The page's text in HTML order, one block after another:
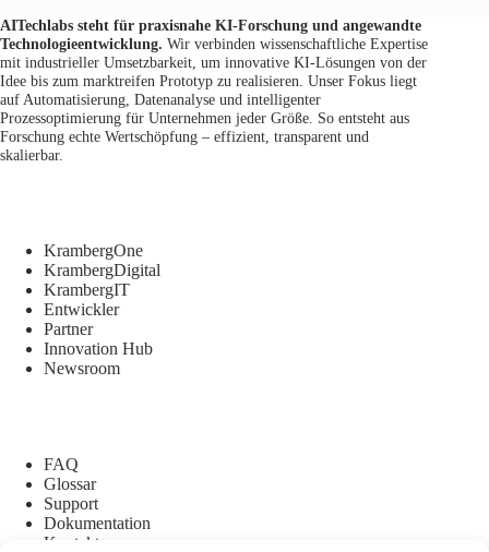
AITechlabs steht für praxisnahe KI-Forschung und angewandte
Technologieentwicklung. Wir verbinden wissenschaftliche Expertise
mit industrieller Umsetzbarkeit, um innovative KI-Lösungen von der
Idee bis zum marktreifen Prototyp zu realisieren. Unser Fokus liegt
auf Automatisierung, Datenanalyse und intelligenter
Prozessoptimierung für Unternehmen jeder Größe. So entsteht aus
Forschung echte Wertschöpfung – effizient, transparent und
skalierbar.
KrambergOne
KrambergDigital
KrambergIT
Entwickler
Partner
Innovation Hub
Newsroom
FAQ
Glossar
Support
Dokumentation
Kontakt